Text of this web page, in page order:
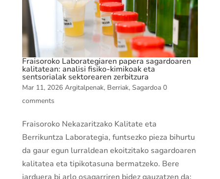
Fraisoroko Laborategiaren papera sagardoaren
kalitatean: analisi fisiko-kimikoak eta
sentsorialak sektorearen zerbitzura
Mar 11, 2026 Argitalpenak, Berriak, Sagardoa 0
comments
Fraisoroko Nekazaritzako Kalitate eta
Berrikuntza Laborategia, funtsezko pieza bihurtu
da gaur egun lurraldean ekoitzitako sagardoaren
kalitatea eta tipikotasuna bermatzeko. Bere